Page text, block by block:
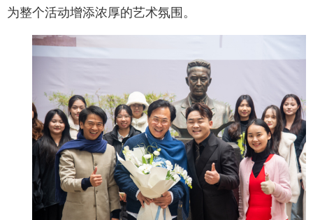
为整个活动增添浓厚的艺术氛围。